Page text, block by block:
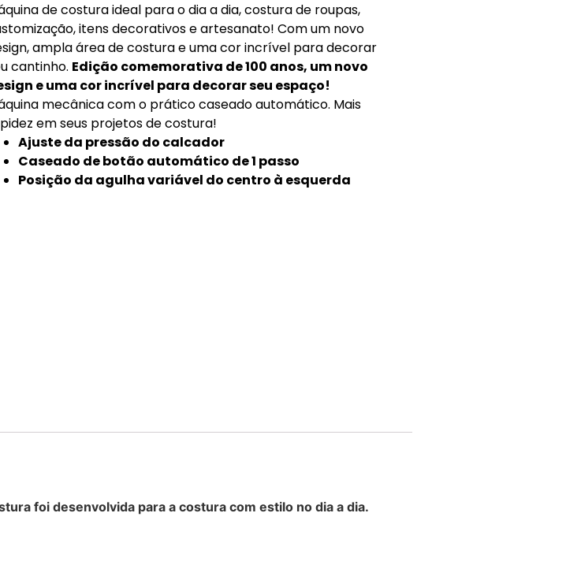
de costura ideal para o dia a dia, costura de roupas,
itens decorativos e artesanato! Com um novo
ampla área de costura e uma cor incrível para decorar
cantinho. Edição comemorativa de 100 anos, um novo
e uma cor incrível para decorar seu espaço!
mecânica com o prático caseado automático. Mais
em seus projetos de costura!
Ajuste da pressão do calcador
Caseado de botão automático de 1 passo
Posição da agulha variável do centro à esquerda
foi desenvolvida para a costura com estilo no dia a dia.